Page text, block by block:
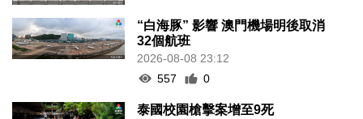
“白海豚” 影響 澳門機場明後取消
32個航班
2026-08-08 23:12
557
0
泰國校園槍擊案增至9死